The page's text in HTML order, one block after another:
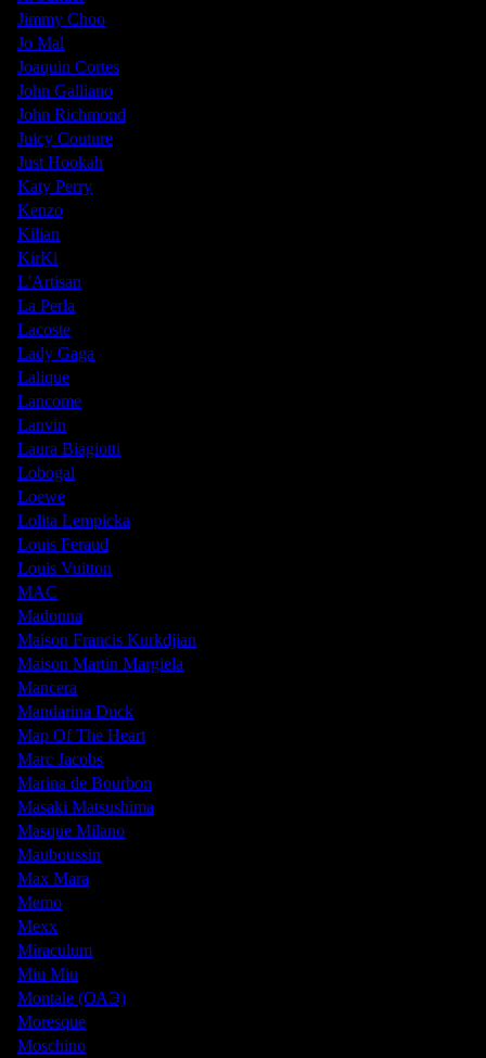
Jimmy Choo
Jo Mal
Joaquin Cortes
John Galliano
John Richmond
Juicy Couture
Just Hookah
Katy Perry
Kenzo
Kilian
KirKi
L'Artisan
La Perla
Lacoste
Lady Gaga
Lalique
Lancome
Lanvin
Laura Biagiotti
Lobogal
Loewe
Lolita Lempicka
Louis Feraud
Louis Vuitton
MAC
Madonna
Maison Francis Kurkdjian
Maison Martin Margiela
Mancera
Mandarina Duck
Map Of The Heart
Marc Jacobs
Marina de Bourbon
Masaki Matsushima
Masque Milano
Mauboussin
Max Mara
Memo
Mexx
Miraculum
Miu Miu
Montale (ОАЭ)
Moresque
Moschino